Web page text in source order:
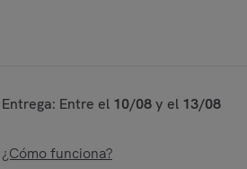
Entrega: Entre el 10/08y el 13/08
¿Cómo funciona?